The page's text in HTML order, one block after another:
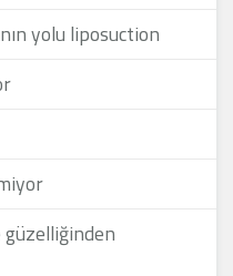
yolu liposuction
güzelliğinden